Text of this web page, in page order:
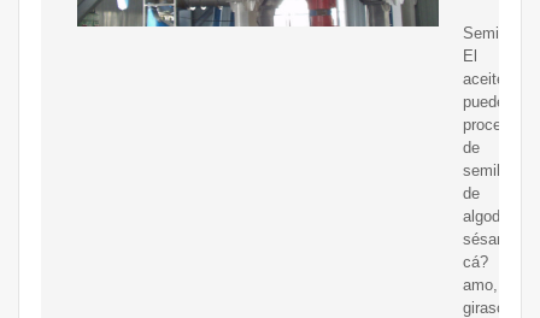
Semillas:
El
aceite
puede
proceder
de
semillas
de
algodón,
sésamo,
cá?
amo,
girasol,